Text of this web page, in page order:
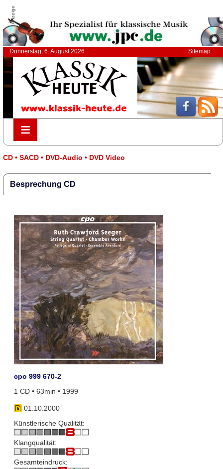
Anzeige
Donnerstag, 6. August 2026 Sitemap
≡
≡
CD • SACD • DVD-Audio • DVD Video
Besprechung CD
cpo 999 670-2
1 CD • 63min • 1999
01.10.2000
Künstlerische Qualität:
Klangqualität:
Gesamteindruck: